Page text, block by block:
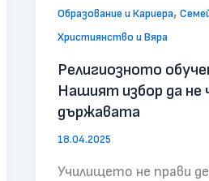
Образование и Кариера,
Християнство и Вяра
Религиозното
Нашият избор да не
държавата
18.04.2025
Училището не прави